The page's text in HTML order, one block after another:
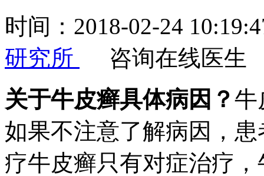
时间：2018-02-24
研究所
咨询在线医生
关于牛皮癣具体病因？ 牛
如果不注意了解病因，
疗牛皮癣只有对症治疗